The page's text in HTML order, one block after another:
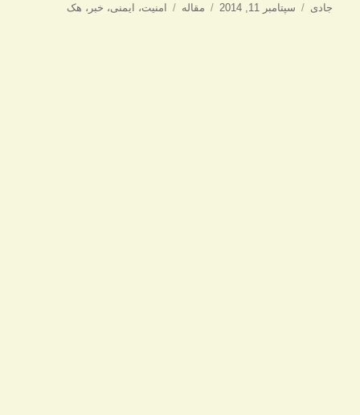
نویسنده
جادی
ارسال
سپتامبر 11, 2014 دسته‌ها
مقاله برچسب‌ها
امنیت، ایمنی، خبر ، هک